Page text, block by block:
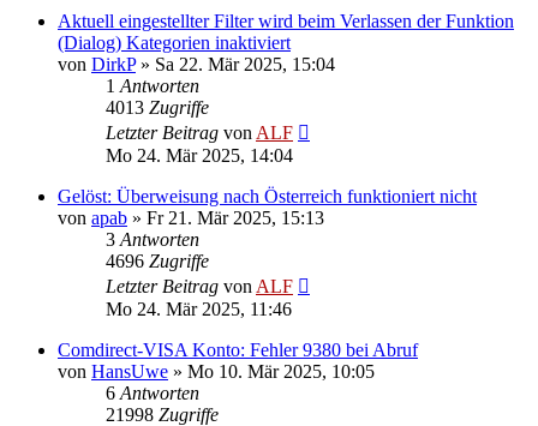
Aktuell eingestellter Filter wird beim Verlassen der Funktion
(Dialog) Kategorien inaktiviert
von DirkP» Sa 22. Mär 2025, 15:04
1 Antworten
4013 Zugriffe
Letzter Beitrag von ALF
Mo 24. Mär 2025, 14:04
Gelöst: Überweisung nach Österreich funktioniert nicht
von apab » Fr 21. Mär 2025, 15:13
3 Antworten
4696 Zugriffe
Letzter Beitrag von ALF
Mo 24. Mär 2025, 11:46
Comdirect-VISA Konto: Fehler 9380 bei Abruf
von HansUwe » Mo 10. Mär 2025, 10:05
6 Antworten
21998 Zugriffe